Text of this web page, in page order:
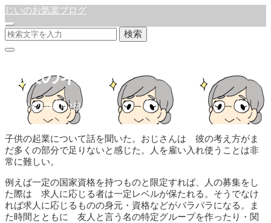
じいのお気楽ブログ
検索
起業のネック
公開:2021年8月2日
子供の起業について話を聞いた。おじさんは 彼の考え方がま
だ多くの部分で足りないと感じた。人を雇い入れ使うことは非
常に難しい。
例えば一定の国家資格を持つものと限定すれば、人の募集をし
た際は 求人に応じる者は一定レベルが保たれる。そうでなけ
れば求人に応じるものの身元・資格などがバラバラになる。ま
た時間とともに 友人と言う名の特定グループを作ったり・関